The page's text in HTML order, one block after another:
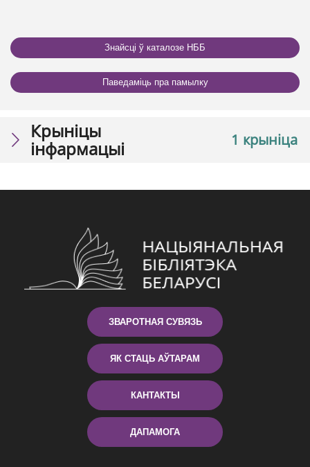
Знайсці ў каталозе НББ
Паведаміць пра памылку
1 крыніца
Крыніцы
інфармацыі
ЗВАРОТНАЯ СУВЯЗЬ
ЯК СТАЦЬ АЎТАРАМ
КАНТАКТЫ
ДАПАМОГА